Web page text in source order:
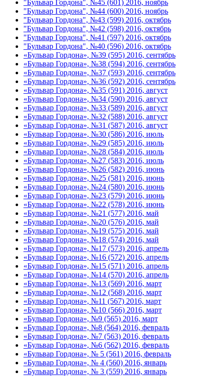
"Бульвар Гордона", №45 (601) 2016, ноябрь
"Бульвар Гордона", №44 (600) 2016, ноябрь
"Бульвар Гордона", №43 (599) 2016, октябрь
"Бульвар Гордона", №42 (598) 2016, октябрь
"Бульвар Гордона", №41 (597) 2016, октябрь
"Бульвар Гордона", №40 (596) 2016, октябрь
«Бульвар Гордона», №39 (595) 2016, сентябрь
«Бульвар Гордона», №38 (594) 2016, сентябрь
«Бульвар Гордона», №37 (593) 2016, сентябрь
«Бульвар Гордона», №36 (592) 2016, сентябрь
«Бульвар Гордона», №35 (591) 2016, август
«Бульвар Гордона», №34 (590) 2016, август
«Бульвар Гордона», №33 (589) 2016, август
«Бульвар Гордона», №32 (588) 2016, август
«Бульвар Гордона», №31 (587) 2016, август
«Бульвар Гордона», №30 (586) 2016, июль
«Бульвар Гордона», №29 (585) 2016, июль
«Бульвар Гордона», №28 (584) 2016, июль
«Бульвар Гордона», №27 (583) 2016, июль
«Бульвар Гордона», №26 (582) 2016, июнь
«Бульвар Гордона», №25 (581) 2016, июнь
«Бульвар Гордона», №24 (580) 2016, июнь
«Бульвар Гордона», №23 (579) 2016, июнь
«Бульвар Гордона», №22 (578) 2016, июнь
«Бульвар Гордона», №21 (577) 2016, май
«Бульвар Гордона», №20 (576) 2016, май
«Бульвар Гордона», №19 (575) 2016, май
«Бульвар Гордона», №18 (574) 2016, май
«Бульвар Гордона», №17 (573) 2016, апрель
«Бульвар Гордона», №16 (572) 2016, апрель
«Бульвар Гордона», №15 (571) 2016, апрель
«Бульвар Гордона», №14 (570) 2016, апрель
«Бульвар Гордона», №13 (569) 2016, март
«Бульвар Гордона», №12 (568) 2016, март
«Бульвар Гордона», №11 (567) 2016, март
«Бульвар Гордона», №10 (566) 2016, март
«Бульвар Гордона», №9 (565) 2016, март
«Бульвар Гордона», №8 (564) 2016, февраль
«Бульвар Гордона», №7 (563) 2016, февраль
«Бульвар Гордона», №6 (562) 2016, февраль
«Бульвар Гордона», № 5 (561) 2016, февраль
«Бульвар Гордона», № 4 (560) 2016, январь
«Бульвар Гордона», № 3 (559) 2016, январь